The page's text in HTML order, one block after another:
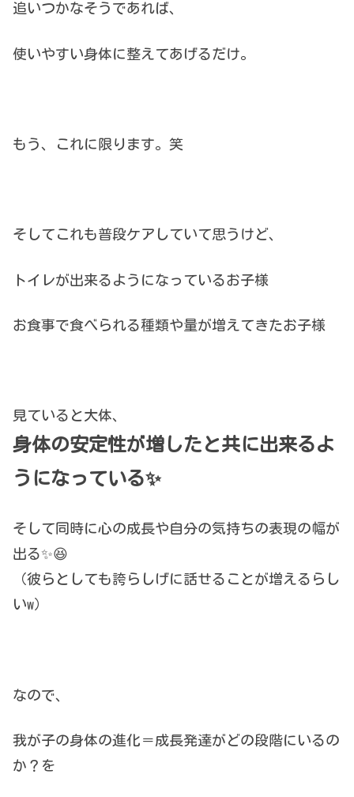
追いつかなそうであれば、
使いやすい身体に整えてあげるだけ。
もう、これに限ります。笑
そしてこれも普段ケアしていて思うけど、
トイレが出来るようになっているお子様
お食事で食べられる種類や量が増えてきたお子様
見ていると大体、
身体の安定性が増したと共に出来るよ
うになっている✨
そして同時に心の成長や自分の気持ちの表現の幅が
出る✨😆
（彼らとしても誇らしげに話せることが増えるらし
いw）
なので、
我が子の身体の進化＝成長発達がどの段階にいるの
か？を